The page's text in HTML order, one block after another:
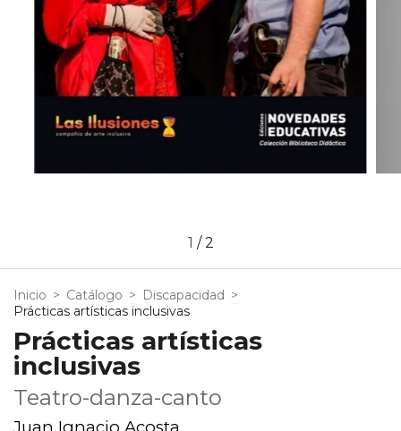
1 /2
Inicio > Catálogo > Discapacidad >
Prácticas artísticas inclusivas
Prácticas artísticas
inclusivas
Teatro-danza-canto
Juan Ignacio Acosta